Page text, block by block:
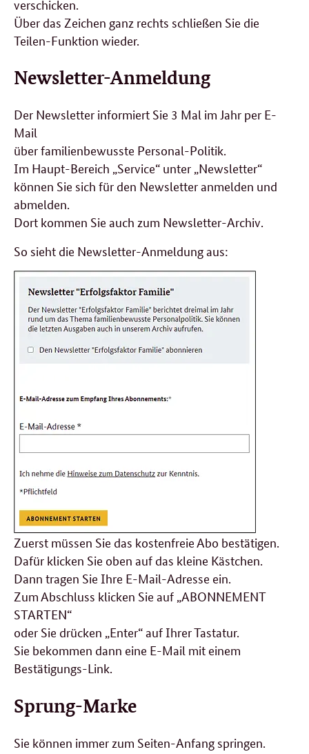
verschicken.
Über das Zeichen ganz rechts schließen Sie die
Teilen-Funktion wieder.
Newsletter-Anmeldung
Der Newsletter informiert Sie 3 Mal im Jahr per E-
Mail
über familienbewusste Personal-Politik.
Im Haupt-Bereich „Service“ unter „Newsletter“
können Sie sich für den Newsletter anmelden und
abmelden.
Dort kommen Sie auch zum Newsletter-Archiv.
So sieht die Newsletter-Anmeldung aus:
Zuerst müssen Sie das kostenfreie Abo bestätigen.
Dafür klicken Sie oben auf das kleine Kästchen.
Dann tragen Sie Ihre E-Mail-Adresse ein.
Zum Abschluss klicken Sie auf „ABONNEMENT
STARTEN“
oder Sie drücken „Enter“ auf Ihrer Tastatur.
Sie bekommen dann eine E-Mail mit einem
Bestätigungs-Link.
Sprung-Marke
Sie können immer zum Seiten-Anfang springen.